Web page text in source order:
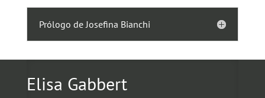
Prólogo de Josefina Bianchi
Elisa Gabbert